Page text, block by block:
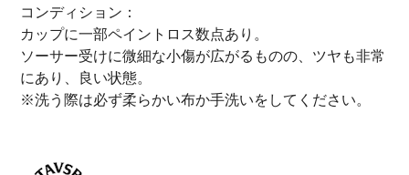
コンディション：
カップに一部ペイントロス数点あり。
ソーサー受けに微細な小傷が広がるものの、ツヤも非常
にあり、良い状態。
※洗う際は必ず柔らかい布か手洗いをしてください。